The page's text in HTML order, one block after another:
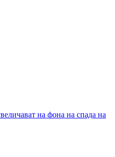
на фона на спада на